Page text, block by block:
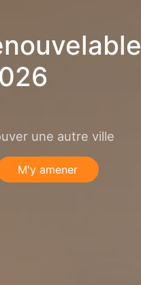
une autre ville
M'y amener